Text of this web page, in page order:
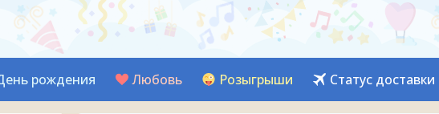
рождения Любовь Розыгрыши Статус доставки